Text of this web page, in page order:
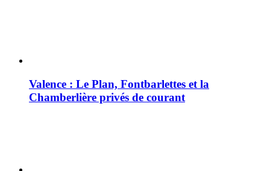
Valence : Le Plan, Fontbarlettes et la
Chamberlière privés de courant